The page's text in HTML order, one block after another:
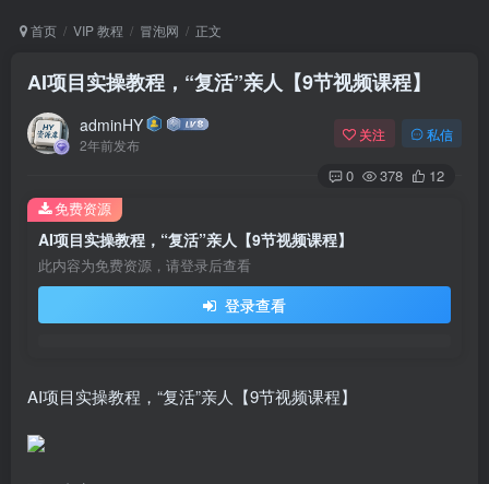
首页 VIP 教程 冒泡网 正文
AI项目实操教程，“复活”亲人【9节视频课程】
adminHY
2年前发布
关注 私信
0 378 12
AI项目实操教程，“复活”亲人【9节视频课程】
此内容为免费资源，请登录后查看
登录查看
免费资源
AI项目实操教程，“复活”亲人【9节视频课程】